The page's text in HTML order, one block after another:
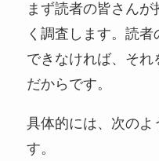
まず読者の皆さん
く調査します。読
できなければ、そ
だからです。
具体的には、次のよ
す。